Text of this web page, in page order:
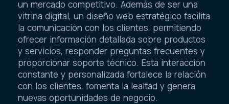
un mercado competitivo. Además de ser una
vitrina digital, un diseño web estratégico facilita
la comunicación con los clientes, permitiendo
ofrecer información detallada sobre productos
y servicios, responder preguntas frecuentes y
proporcionar soporte técnico. Esta interacción
constante y personalizada fortalece la relación
con los clientes, fomenta la lealtad y genera
nuevas oportunidades de negocio.